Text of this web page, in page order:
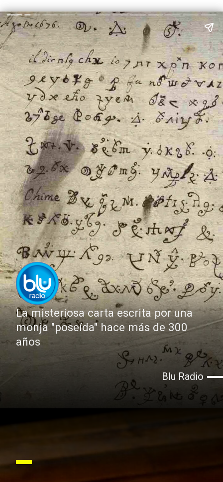
La misteriosa carta escrita por una
monja "poseída" hace más de 300
años
Blu Radio